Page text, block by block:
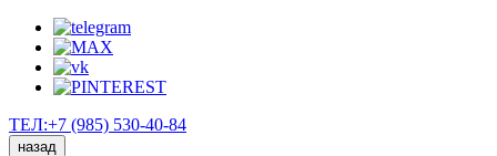
ТЕЛ:+7 (985) 530-40-84
назад